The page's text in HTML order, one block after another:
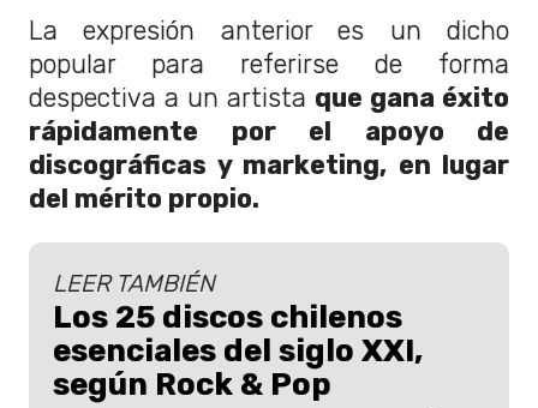
La expresión anterior es un dicho
popular para referirse de forma
despectiva a un artista que gana éxito
rápidamente por el apoyo de
discográficas y marketing, en lugar
del mérito propio.
LEER TAMBIÉN
Los 25 discos chilenos
esenciales del siglo XXI,
según Rock & Pop